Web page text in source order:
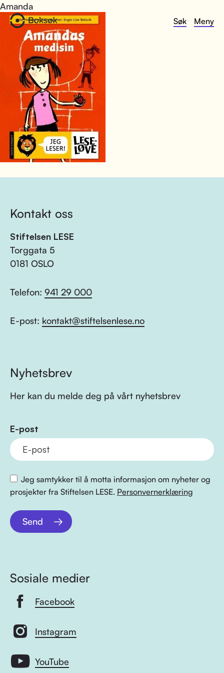
Søk Meny
Amanda
Kontakt oss
Stiftelsen LESE
Torggata 5
0181 OSLO
Telefon: 941 29 000
E-post: kontakt@stiftelsenlese.no
Nyhetsbrev
Her kan du melde deg på vårt nyhetsbrev
E-post
Jeg samtykker til å motta informasjon om nyheter og
prosjekter fra Stiftelsen LESE. Personvernerklæring
Send
Sosiale medier
Facebook
Instagram
YouTube